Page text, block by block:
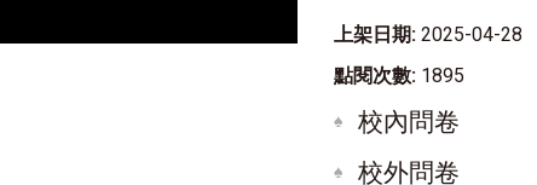
上架日期: 2025-04-28
點閱次數: 1895
校內問卷
校外問卷